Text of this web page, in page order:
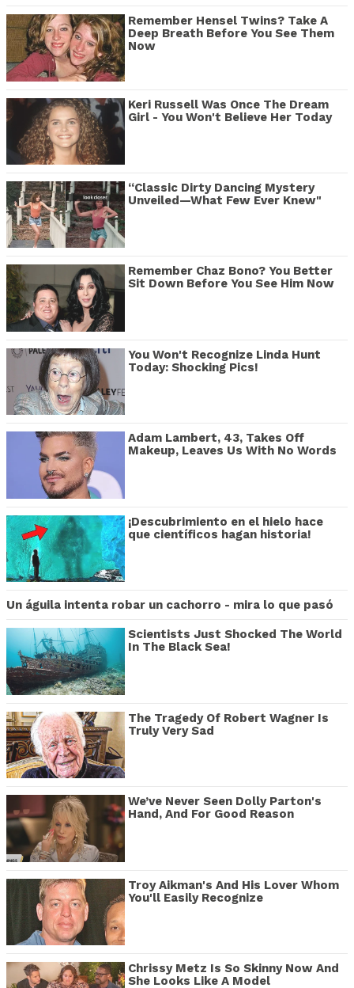
Remember Hensel Twins? Take A
Deep Breath Before You See Them
Now
Keri Russell Was Once The Dream
Girl - You Won't Believe Her Today
“Classic Dirty Dancing Mystery
Unveiled—What Few Ever Knew"
Remember Chaz Bono? You Better
Sit Down Before You See Him Now
You Won't Recognize Linda Hunt
Today: Shocking Pics!
Adam Lambert, 43, Takes Off
Makeup, Leaves Us With No Words
¡Descubrimiento en el hielo hace
que científicos hagan historia!
Un águila intenta robar un cachorro - mira lo que pasó
Scientists Just Shocked The World
In The Black Sea!
The Tragedy Of Robert Wagner Is
Truly Very Sad
We’ve Never Seen Dolly Parton's
Hand, And For Good Reason
Troy Aikman's And His Lover Whom
You'll Easily Recognize
Chrissy Metz Is So Skinny Now And
She Looks Like A Model